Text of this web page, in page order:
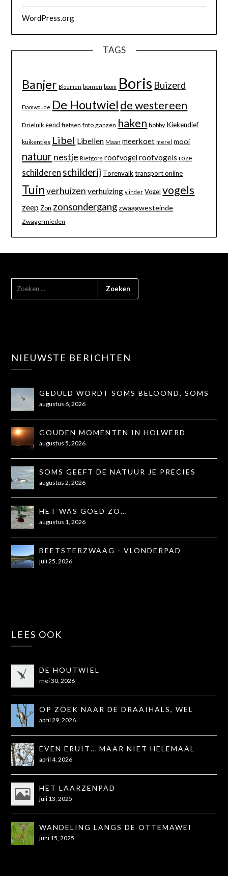
WordPress.org
TAGS
Banjer Bloemen bomen boom Boris Buizerd
Damwoude De Houtwielde westereen
Drieluik eend fietsen foto ganzen haken hobby Kiekendief
kuikentjes Libel Libellen Maan meerkoet merel mooi
natuurnestje Rietgors roofvogel roofvogels roze
schilderen schilderij Torenvalk transport online
Tuin verhuizen verhuizing vlinder Vogel vogels
zeep Zon zonsondergang zwaagwesteinde
Zwagermieden
NIEUWSTE BERICHTEN
GEDULD WORDT SOMS BELOOND, SOMS
OOK NIET...
augustus 6, 2026
GOUDEN MOMENTEN IN HOLWERD
augustus 5, 2026
SOMS GEEFT DE NATUUR JE PRECIES
WAT JE NODIG HEBT
augustus 2, 2026
HET WAS GOED ZO…
augustus 1, 2026
BEETSTERZWAAG - VLONDERPAD
juli 25, 2026
LEES OOK
DE HOUTWIEL
mei 30, 2026
OP ZOEK NAAR DE DRAAIHALS, WEL
GEZIEN, NIET OP DE FOTO
april 29, 2026
EVEN ERUIT… MAAR NIET HELEMAAL
ZOALS GEHOOPT
april 4, 2026
HET LAARZENPAD
juli 13, 2025
WANDELING LANGS DE OTTEMAWEI
juni 15, 2025